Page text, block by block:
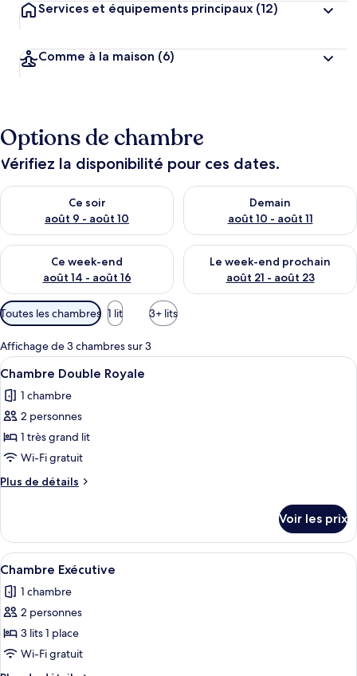
Services et équipements principaux (12)
Comme à la maison (6)
Options de chambre
Vérifiez la disponibilité pour ces dates.
Ce soir
août 9 - août 10
Vérifier la disponibilité pour ce soir août 9 - août 10
Demain
août 10 - août 11
Vérifier la disponibilité pour
Ce week-end
août 14 - août 16
Vérifier la disponibilité pour ce week-end août 14 - août 16
Le week-end prochain
août 21 - août 23
Vérifier la disponibilité pour
Filtres
disponibles
pour
les
chambres
Toutes les chambres 1 lit 3+ lits
Affichage de 3 chambres sur 3
Afficher
toutes
les
photos
pour
ce
type
de
Chambre
Double
Royale
Une chambre d’hôtel avec un
10
Chambre Double Royale
1 chambre
2 personnes
1 très grand lit
Wi-Fi gratuit
Plus de détails
Plus
le
type
de
Chambre
Double
Voir les prix
Afficher
toutes
les
photos
pour
ce
type
Une chambre d’hôtel avec un grand
13
Chambre Exécutive
1 chambre
2 personnes
3 lits 1 place
Wi-Fi gratuit